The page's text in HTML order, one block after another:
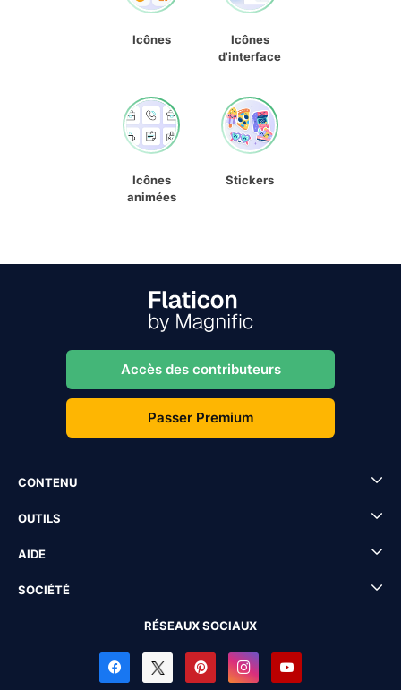
Icônes
Icônes
d'interface
Icônes
animées
Stickers
Accès des contributeurs
Passer Premium
CONTENU
OUTILS
AIDE
SOCIÉTÉ
RÉSEAUX SOCIAUX